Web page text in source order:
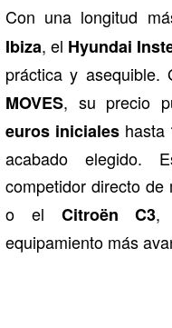
Con una longitud
Ibiza, el Hyundai
práctica y asequible.
MOVES, su precio
euros inicialeshasta
acabado elegido.
competidor directo de
o el Citroën C3,
equipamiento más